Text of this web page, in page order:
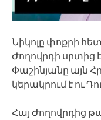
Նիկոլը փոքրի
Ժողովրդի սրտից
Փաշինյանը այն
կերակրում է ու
Հայ Ժողովրդից